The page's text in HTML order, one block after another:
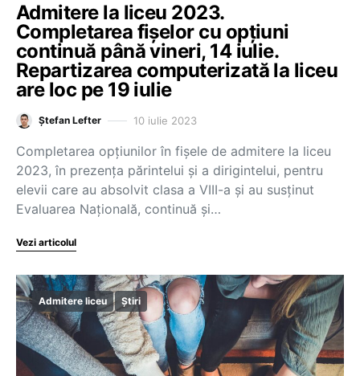
Admitere la liceu 2023.
Completarea fișelor cu opțiuni
continuă până vineri, 14 iulie.
Repartizarea computerizată la liceu
are loc pe 19 iulie
Ștefan Lefter 10 iulie 2023
Completarea opțiunilor în fișele de admitere la liceu
2023, în prezența părintelui și a dirigintelui, pentru
elevii care au absolvit clasa a VIII-a și au susținut
Evaluarea Națională, continuă și…
Vezi articolul
Admitere liceu Știri